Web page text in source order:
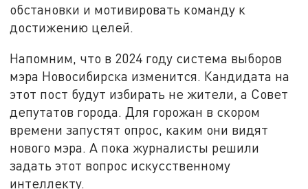
обстановки и мотивировать команду к
достижению целей.
Напомним, что в 2024 году система выборов
мэра Новосибирска изменится. Кандидата на
этот пост будут избирать не жители, а Совет
депутатов города. Для горожан в скором
времени запустят опрос, каким они видят
нового мэра. А пока журналисты решили
задать этот вопрос искусственному
интеллекту.